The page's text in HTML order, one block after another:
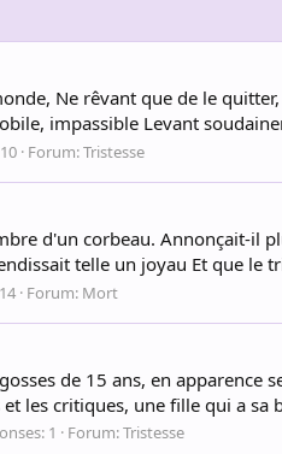
Ne rêvant que de le
impassible Levant
Forum:Tristesse
d'un corbeau. Annonçait-
telle un joyau Et que le
Forum: Mort
de 15 ans, en
les critiques, une fille qui a sa
1 Forum:Tristesse